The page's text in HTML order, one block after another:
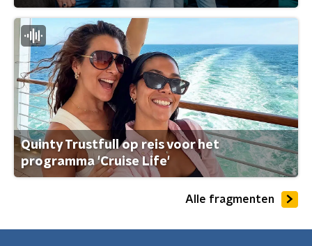
Quinty Trustfull op reis voor het
programma 'Cruise Life'
Alle fragmenten